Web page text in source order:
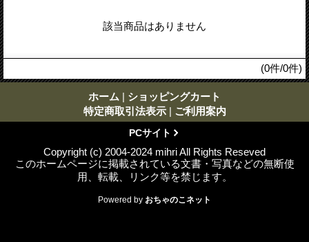
該当商品はありません
(0件/0件)
ホーム | ショッピングカート
特定商取引法表示 | ご利用案内
PCサイト
Copyright (c) 2004-2024 mihri All Rights Reseved
このホームページに掲載されている文書・写真などの無断使
用、転載、リンク等を禁じます。
Powered by おちゃのこネット